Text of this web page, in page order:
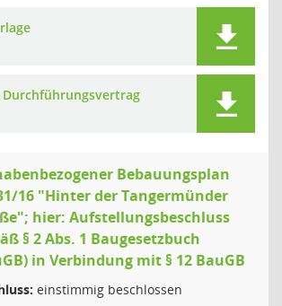
Durchführungsvertrag
Bebauungsplan
16 "Hinter der Tangermünder
hier: Aufstellungsbeschluss
§ 2 Abs. 1 Baugesetzbuch
in Verbindung mit § 12 BauGB
einstimmig beschlossen